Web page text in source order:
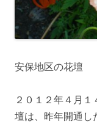
安保地区の花壇
２０１２年４月
壇は、昨年開通し